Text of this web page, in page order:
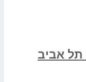
תל אביב